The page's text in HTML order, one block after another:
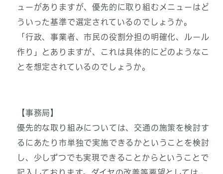
ューがありますが、優先的に取り組むメニューはど
ういった基準で選定されているのでしょうか。
「行政、事業者、市民の役割分担の明確化、ルール
作り」とありますが、これは具体的にどのようなこ
とを想定されているのでしょうか。
【事務局】
優先的な取り組みについては、交通の施策を検討す
るにあたり市単独で実施できるかということを検討
し、少しずつでも実現できることからということで